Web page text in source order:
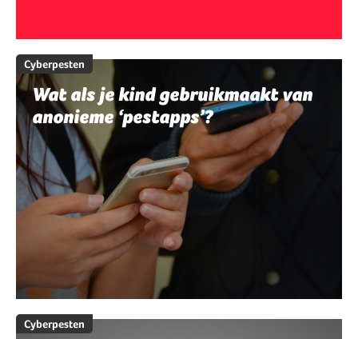
Cyberpesten
Wat als je kind gebruikmaakt van
anonieme ‘pestapps’?
Cyberpesten